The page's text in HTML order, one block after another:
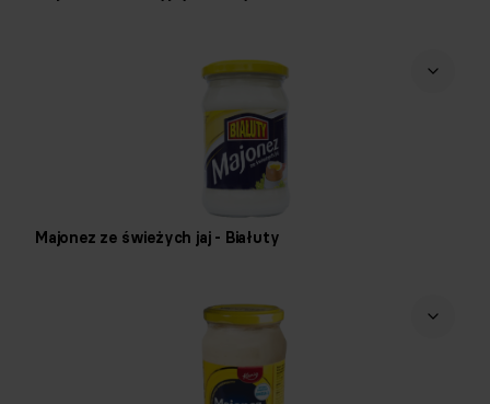
Majonez ze świeżych jaj - Białuty